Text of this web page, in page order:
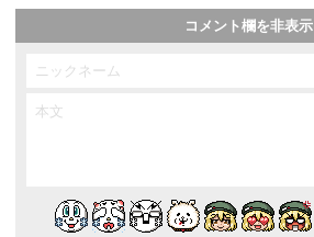
コメント欄を非表示